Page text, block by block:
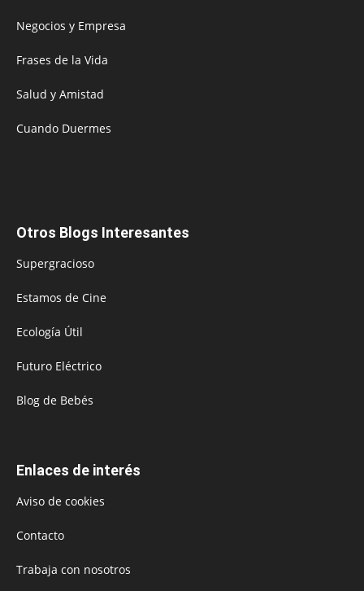
Negocios y Empresa
Frases de la Vida
Salud y Amistad
Cuando Duermes
Otros Blogs Interesantes
Supergracioso
Estamos de Cine
Ecología Útil
Futuro Eléctrico
Blog de Bebés
Enlaces de interés
Aviso de cookies
Contacto
Trabaja con nosotros